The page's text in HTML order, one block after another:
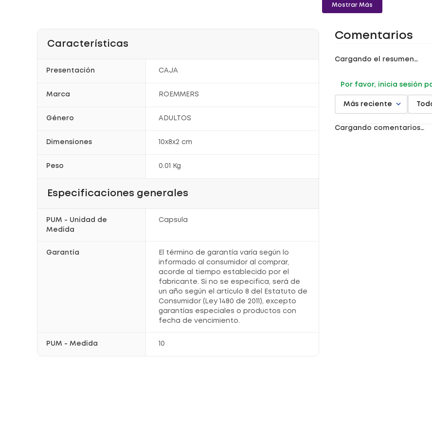
Mostrar Más
Características
Presentación CAJA
Marca ROEMMERS
Género ADULTOS
Dimensiones 10x8x2 cm
Peso 0.01 Kg
Especificaciones generales
PUM - Unidad de
Medida
Capsula
Garantía
El término de garantía varía según lo
informado al consumidor al comprar,
acorde al tiempo establecido por el
fabricante. Si no se especifica, será de
un año según el artículo 8 del Estatuto de
Consumidor (Ley 1480 de 2011), excepto
garantías especiales o productos con
fecha de vencimiento.
PUM - Medida 10
Comentarios
Cargando el resumen…
Por favor, inicia sesión
Más reciente
Cargando comentarios…